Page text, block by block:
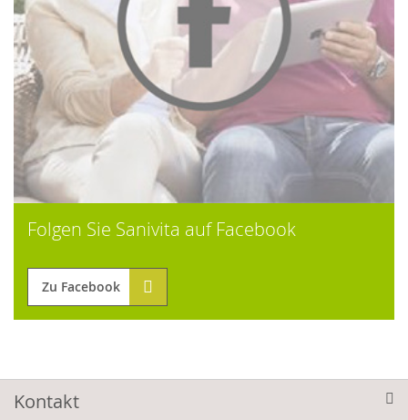
Folgen Sie Sanivita auf Facebook
Zu Facebook
Kontakt